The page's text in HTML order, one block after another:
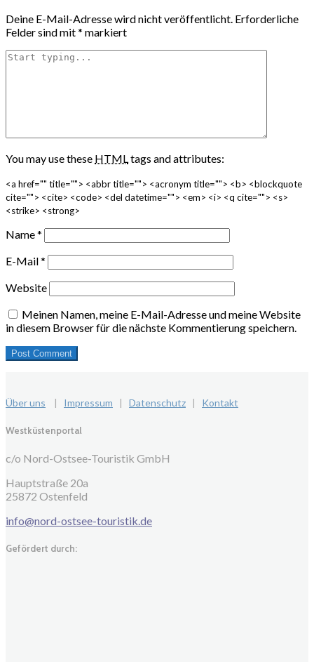
Deine E-Mail-Adresse wird nicht veröffentlicht. Erforderliche
Felder sind mit* markiert
You may use these HTMLtags and attributes:
<a href="" title=""> <abbr title=""> <acronym title=""> <b> <blockquote
cite=""> <cite> <code> <del datetime=""> <em> <i> <q cite=""> <s>
<strike> <strong>
Name*
E-Mail*
Website
Meinen Namen, meine E-Mail-Adresse und meine Website
in diesem Browser für die nächste Kommentierung speichern.
Über uns | Impressum | Datenschutz | Kontakt
Westküstenportal
c/o Nord-Ostsee-Touristik GmbH
Hauptstraße 20a
25872 Ostenfeld
info@nord-ostsee-touristik.de
Gefördert durch: